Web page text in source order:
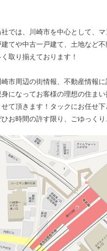
社では、川崎市を中心として、
建てや中古一戸建て、土地など
く取り揃えております！
崎市周辺の街情報、不動産情報
身になってお客様の理想の住ま
せて頂きます！タックにお任せ下
ひお時間の許す限り、ごゆっく